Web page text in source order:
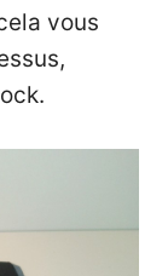
vous